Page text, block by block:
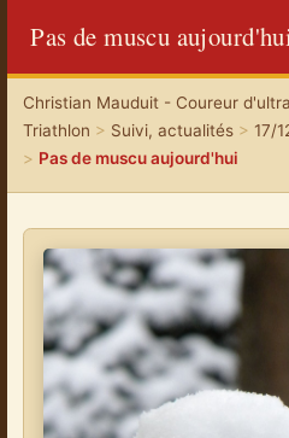
Pas de muscu
Christian Mauduit - Coureur
Triathlon > Suivi, actualités> 17/
> Pas de muscu aujourd'hui